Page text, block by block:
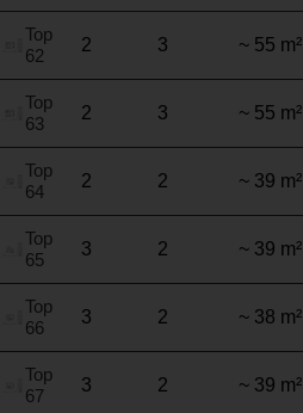
Top
62
2 3 ~ 55 m²
Top
63
2 3 ~ 55 m²
Top
64
2 2 ~ 39 m²
Top
65
3 2 ~ 39 m²
Top
66
3 2 ~ 38 m²
Top
67
3 2 ~ 39 m²